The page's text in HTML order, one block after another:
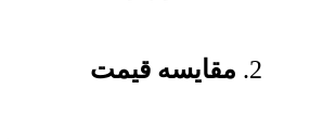
مقایسه قیمت